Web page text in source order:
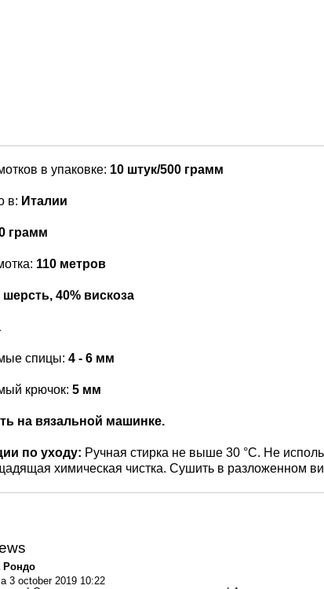
в упаковке: 10 штук/500 грамм
в: Италии
грамм
110 метров
шерсть, 40% вискоза
спицы: 4 - 6 мм
крючок: 5 мм
на вязальной машинке.
по уходу: Ручная стирка не выше 30 °С. Не
химическая чистка. Сушить в разложенном
Рондо
3 october 2019 10:22